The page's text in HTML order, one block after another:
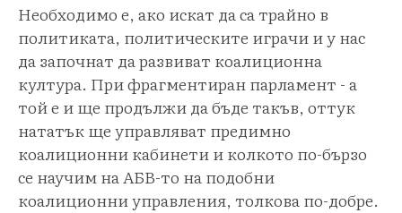
Необходимо е, ако искат да са трайно в
политиката, политическите играчи и у нас
да започнат да развиват коалиционна
култура. При фрагментиран парламент - а
той е и ще продължи да бъде такъв, оттук
нататък ще управляват предимно
коалиционни кабинети и колкото по-бързо
се научим на АБВ-то на подобни
коалиционни управления, толкова по-добре.